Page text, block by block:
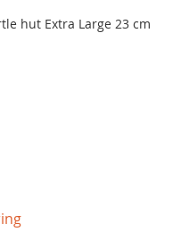
hut Extra Large 23 cm